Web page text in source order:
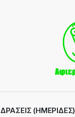
ΔΡΆΣΕΙΣ (ΗΜΕΡΊΔΕΣ)